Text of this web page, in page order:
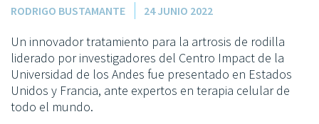
RODRIGO BUSTAMANTE 24 JUNIO 2022
Un innovador tratamiento para la artrosis de rodilla
liderado por investigadores del Centro Impact de la
Universidad de los Andes fue presentado en Estados
Unidos y Francia, ante expertos en terapia celular de
todo el mundo.